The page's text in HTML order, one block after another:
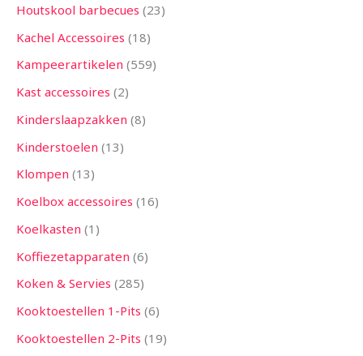
Houtskool barbecues 23
Kachel Accessoires 18
Kampeerartikelen 559
Kast accessoires 2
Kinderslaapzakken 8
Kinderstoelen 13
Klompen 13
Koelbox accessoires 16
Koelkasten 1
Koffiezetapparaten 6
Koken & Servies 285
Kooktoestellen 1-Pits 6
Kooktoestellen 2-Pits 19